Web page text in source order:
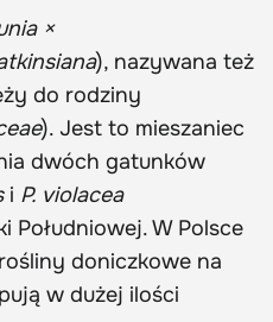
×
), nazywana też
do rodziny
). Jest to mieszaniec
dwóch gatunków
i P. violacea
Południowej. W Polsce
doniczkowe na
w dużej ilości